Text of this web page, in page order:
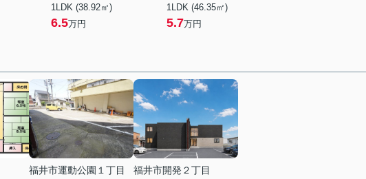
1LDK (38.92㎡)
6.5万円
1LDK (46.35㎡)
5.7万円
福井市運動公園１丁目
福井市開発２丁目